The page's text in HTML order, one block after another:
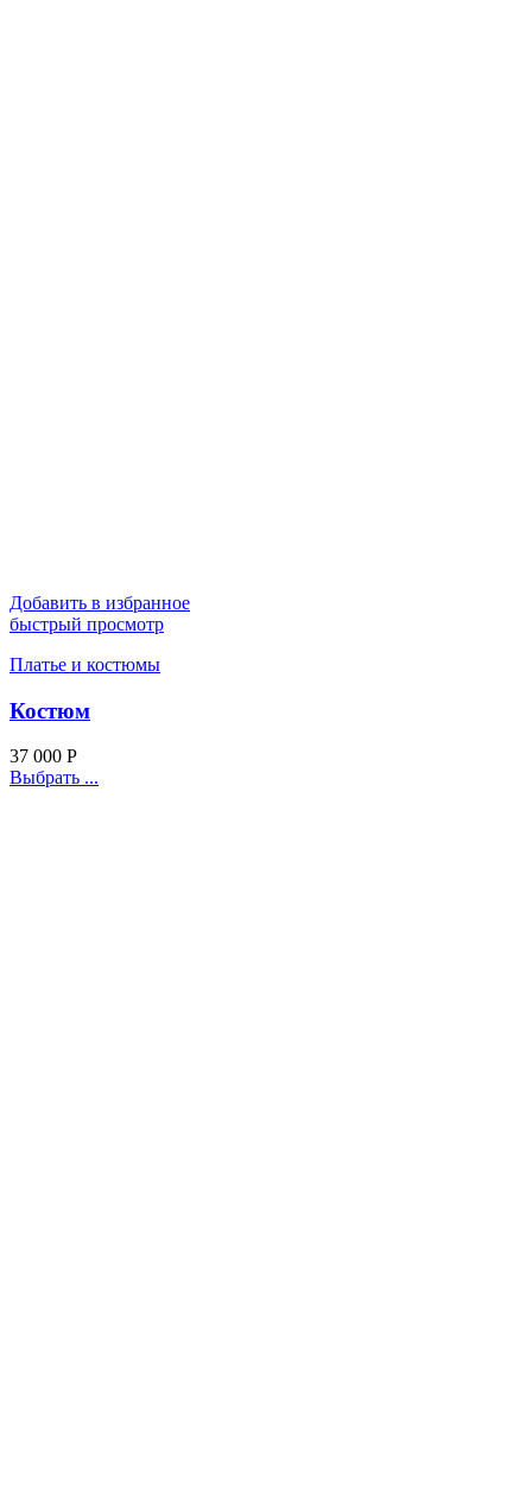
Добавить в избранное
быстрый просмотр
Платье и костюмы
Костюм
37 000 Р
Выбрать ...